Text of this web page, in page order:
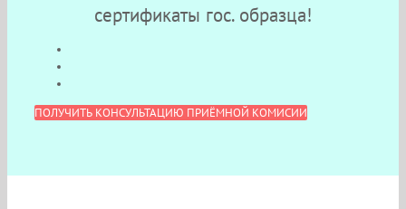
сертификаты гос. образца!
ПОЛУЧИТЬ КОНСУЛЬТАЦИЮ ПРИЁМНОЙ КОМИСИИ